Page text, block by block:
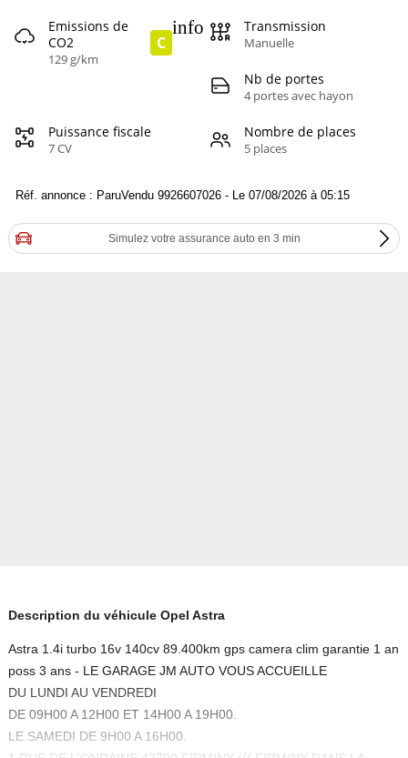
Emissions de
CO2
129 g/km
C
info Transmission
Manuelle
Nb de portes
4 portes avec hayon
Puissance fiscale
7 CV
Nombre de places
5 places
Réf. annonce : ParuVendu 9926607026 - Le 07/08/2026 à 05:15
Simulez votre assurance auto en 3 min
Description du véhicule Opel Astra
Astra 1.4i turbo 16v 140cv 89.400km gps camera clim garantie 1 an
poss 3 ans - LE GARAGE JM AUTO VOUS ACCUEILLE
DU LUNDI AU VENDREDI
DE 09H00 A 12H00 ET 14H00 A 19H00.
LE SAMEDI DE 9H00 A 16H00.